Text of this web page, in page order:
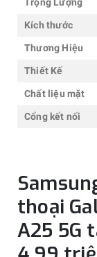
thoại
A25 5G
Kích thước
Thương Hiệu
Thiết Kế
Chất liệu mặt
Cổng kết nối